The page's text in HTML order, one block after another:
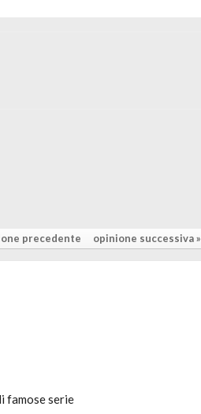
precedente opinione successiva »
famose serie